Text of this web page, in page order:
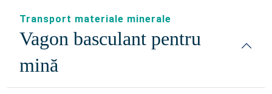
Transport materiale minerale
Vagon basculant pentru
mină